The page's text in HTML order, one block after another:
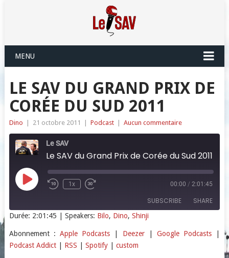
MENU
LE SAV DU GRAND PRIX DE
CORÉE DU SUD 2011
Dino 21 octobre 2011 Podcast Aucun commentaire
Le SAV
Le SAV du Grand Prix de Corée du Sud 2011
Play
Episode
1x 00:00 / 2:01:45
SUBSCRIBE SHARE
Apple Podcasts Deezer
Google Podcasts Podcast Addict
SHARE
Durée: 2:01:45 | Speakers: Bilo, Dino, Shinji
Abonnement : Apple Podcasts Deezer|Google Podcasts
Podcast Addict| RSS Spotify| custom